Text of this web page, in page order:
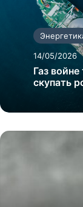
14/05/2026
Газ
скупать